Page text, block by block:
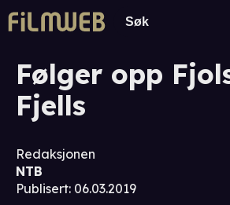
Følger opp
Fjells
Redaksjonen
NTB
Publisert: 06.03.2019